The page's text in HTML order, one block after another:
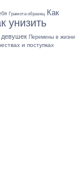
Грамота образец Как
унизить
девушек Перемены в жизни
и поступках